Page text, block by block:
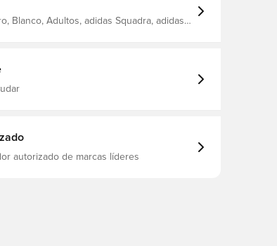
Blanco, Adultos, adidas Squadra, adidas,
autorizado de marcas líderes